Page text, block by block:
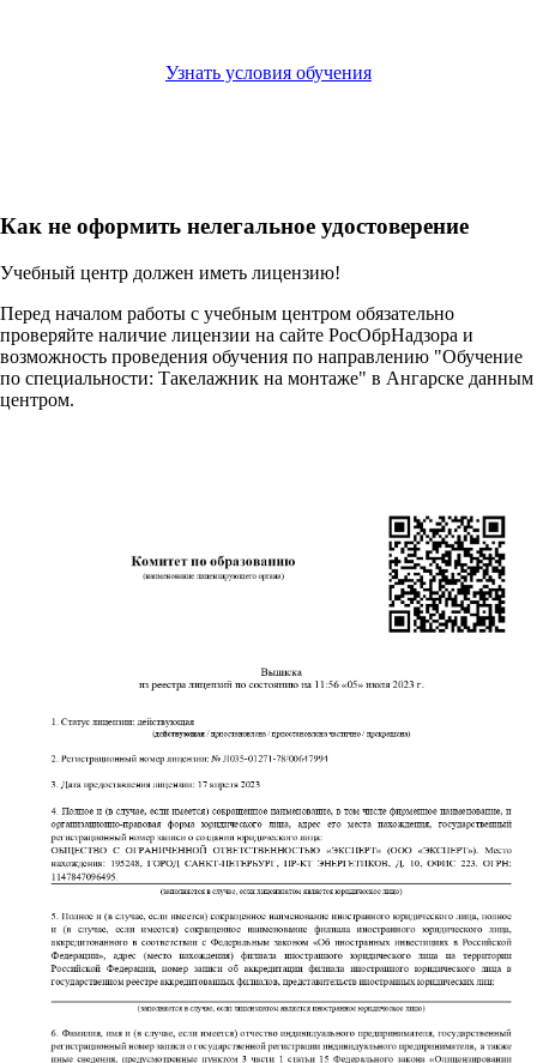
Узнать условия обучения
Как не оформить нелегальное удостоверение
Учебный центр должен иметь лицензию!
Перед началом работы с учебным центром обязательно
проверяйте наличие лицензии на сайте РосОбрНадзора и
возможность проведения обучения по направлению "Обучение
по специальности: Такелажник на монтаже" в Ангарске данным
центром.